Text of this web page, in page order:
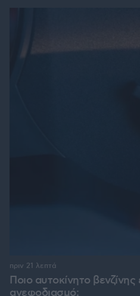
Ποιο αυτοκίνητο
ανεφοδιασμό;
πριν 21 λεπτά